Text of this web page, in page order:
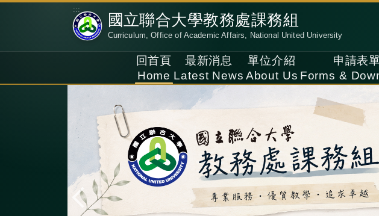
:::
國立聯合大學教務處課務組
Curriculum, Office of Academic Affairs, National United University
回首頁
Home
最新消息
Latest News
單位介紹
About Us
申請表
Forms &